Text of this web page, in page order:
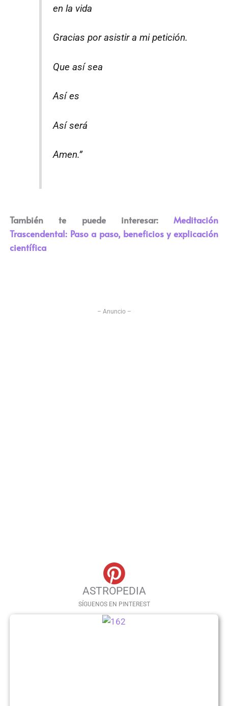
en la vida
Gracias por asistir a mi petición.
Que así sea
Así es
Así será
Amen.”
También te puede interesar: Meditación
Trascendental: Paso a paso, beneficios y explicación
científica
– Anuncio –
ASTROPEDIA
SÍGUENOS EN PINTEREST